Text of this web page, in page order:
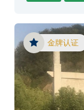
金牌认证